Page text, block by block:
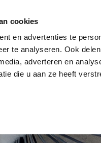
cookies
en advertenties te
te analyseren. Ook
adverteren en
die u aan ze heeft
Hoe werkt het?